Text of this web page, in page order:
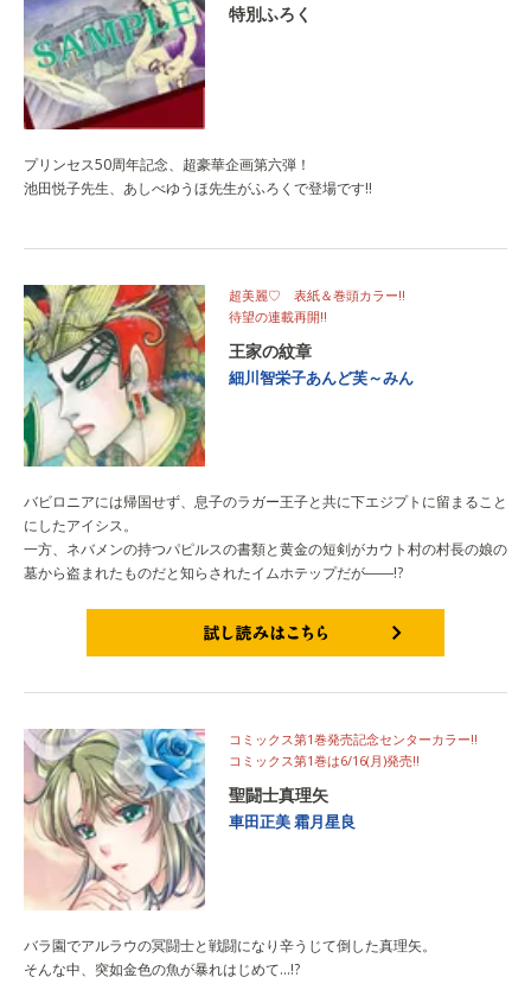
特別ふろく
プリンセス50周年記念、超豪華企画第六弾！
池田悦子先生、あしべゆうほ先生がふろくで登場です!!
超美麗♡ 表紙＆巻頭カラー!!
待望の連載再開!!
王家の紋章
細川智栄子あんど芙～みん
バビロニアには帰国せず、息子のラガー王子と共に下エジプトに留まること
にしたアイシス。
一方、ネバメンの持つパピルスの書類と黄金の短剣がカウト村の村長の娘の
墓から盗まれたものだと知らされたイムホテップだが――!?
コミックス第1巻発売記念センターカラー!!
コミックス第1巻は6/16(月)発売!!
聖闘士真理矢
車田正美霜月星良
バラ園でアルラウの冥闘士と戦闘になり辛うじて倒した真理矢。
そんな中、突如金色の魚が暴れはじめて…!?